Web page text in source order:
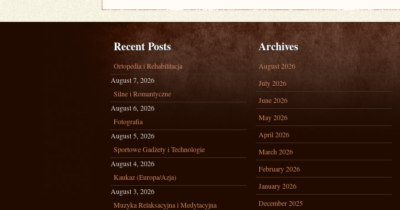
Recent Posts
Ortopedia i Rehabilitacja
August 7, 2026
Silne i Romantyczne
August 6, 2026
Fotografia
August 5, 2026
Sportowe Gadżety i Technologie
August 4, 2026
Kaukaz (Europa/Azja)
August 3, 2026
Muzyka Relaksacyjna i Medytacyjna
Archives
August 2026
July 2026
June 2026
May 2026
April 2026
March 2026
February 2026
January 2026
December 2025